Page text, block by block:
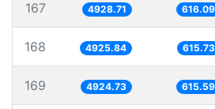
167 4928.71 616.09
168 4925.84 615.73
169 4924.73 615.59